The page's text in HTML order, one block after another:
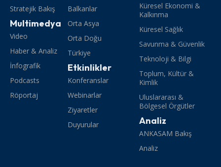
Stratejik Bakış
Multimedya
Video
Haber & Analiz
İnfografik
Podcasts
Röportaj
Balkanlar
Orta Asya
Orta Doğu
Türkiye
Etkinlikler
Konferanslar
Webinarlar
Ziyaretler
Duyurular
Küresel Ekonomi &
Kalkınma
Küresel Sağlık
Savunma & Güvenlik
Teknoloji & Bilgi
Toplum, Kültür &
Kimlik
Uluslararası &
Bölgesel Örgütler
Analiz
ANKASAM Bakış
Analiz